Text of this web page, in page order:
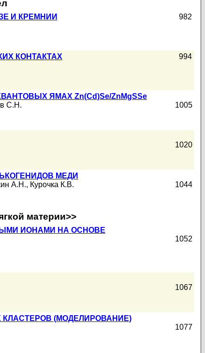
И КРЕМНИИ
982
КОНТАКТАХ
994
ЯМАХ Zn(Cd)Se/ZnMgSSe
С.Н. 1005
1020
МЕДИ
А.Н., Курочка К.В. 1044
материи>>
ИОНАМИ НА ОСНОВЕ
1052
1067
(МОДЕЛИРОВАНИЕ)
1077